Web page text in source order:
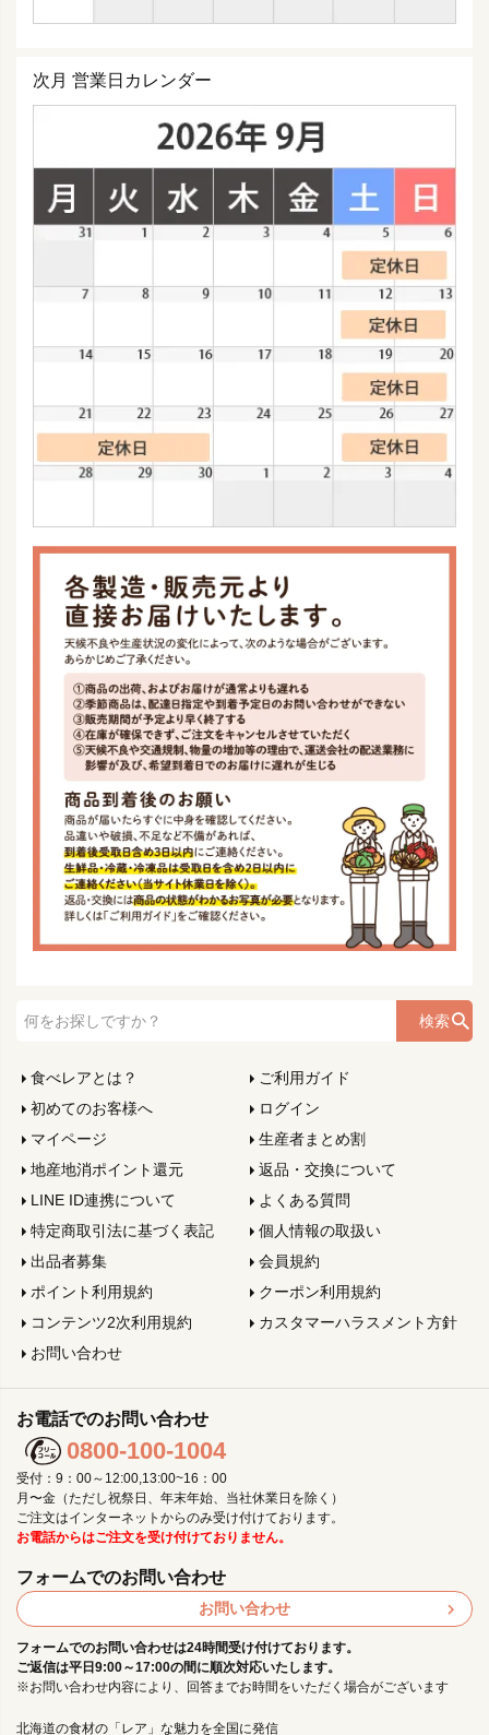
次月 営業日カレンダー
検索
食べレアとは？
ご利用ガイド
初めてのお客様へ
ログイン
マイページ
生産者まとめ割
地産地消ポイント還元
返品・交換について
LINE ID連携について
よくある質問
特定商取引法に基づく表記
個人情報の取扱い
出品者募集
会員規約
ポイント利用規約
クーポン利用規約
コンテンツ2次利用規約
カスタマーハラスメント方針
お問い合わせ
北海道の食材の「レア」な魅力を全国に発信
お電話でのお問い合わせ
0800-100-1004
受付：9：00～12:00,13:00~16：00
月〜金（ただし祝祭日、年末年始、当社休業日を除く）
ご注文はインターネットからのみ受け付けております。
お電話からはご注文を受け付けておりません。
フォームでのお問い合わせ
お問い合わせ
フォームでのお問い合わせは24時間受け付けております。
ご返信は平日9:00～17:00の間に順次対応いたします。
※お問い合わせ内容により、回答までお時間をいただく場合がございます